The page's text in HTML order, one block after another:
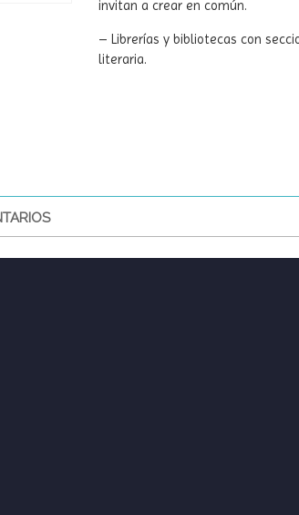
invitan a crear en común.
– Librerías y bibliotecas con
literaria.